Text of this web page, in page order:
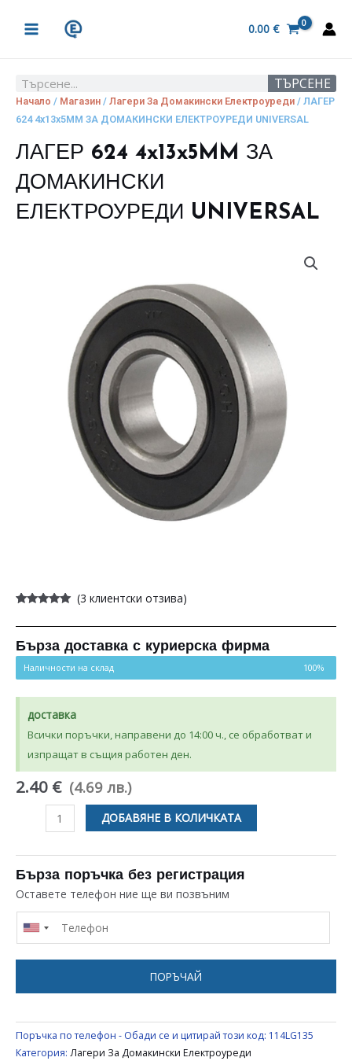
MENU
0.00 €
Search ТЪРСЕНЕ
Начало / Магазин / Лагери За Домакински Електроуреди / ЛАГЕР
624 4x13x5MM ЗА ДОМАКИНСКИ ЕЛЕКТРОУРЕДИ UNIVERSAL
ЛАГЕР 624 4x13x5MM ЗА
ДОМАКИНСКИ
ЕЛЕКТРОУРЕДИ UNIVERSAL
5.00от 5,
потребителски
оценки
(3 клиентски отзива)
Бърза доставка с куриерска фирма
Наличности на склад 100%
доставка
Всички поръчки, направени до 14:00 ч., се обработват и
изпращат в същия работен ден.
2.40 € (4.69 лв.)
количество
ЛАГЕР
624
4x13x5MM
ЗА
ДОМАКИНСКИ
ДОБАВЯНЕ В КОЛИЧКАТА
Бърза поръчка без регистрация
Оставете телефон ние ще ви позвъним
ПОРЪЧАЙ
Поръчка по телефон - Обади се и цитирай този код: 114LG135
Категория: Лагери За Домакински Електроуреди